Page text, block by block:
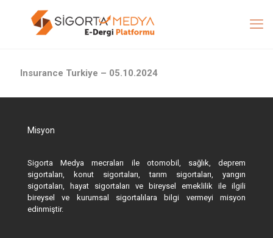
Insurance Turkiye – 05.10.2024
Misyon
Sigorta Medya mecraları ile otomobil, sağlık, deprem
sigortaları, konut sigortaları, tarım sigortaları, yangın
sigortaları, hayat sigortaları ve bireysel emeklilik ile ilgili
bireysel ve kurumsal sigortalılara bilgi vermeyi misyon
edinmiştir.